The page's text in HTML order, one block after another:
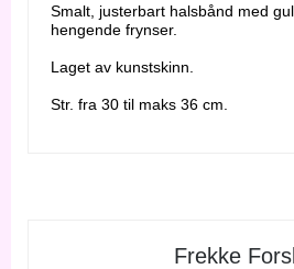
Smalt, justerbart halsbånd med
hengende frynser.
Laget av kunstskinn.
Str. fra 30 til maks 36 cm.
Frekke